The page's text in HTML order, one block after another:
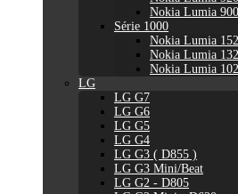
Nokia Lumia 900
Série 1000
Nokia Lumia
Nokia Lumia
Nokia Lumia
LG
LG G7
LG G6
LG G5
LG G4
LG G3 ( D855 )
LG G3 Mini/Beat
LG G2 - D805